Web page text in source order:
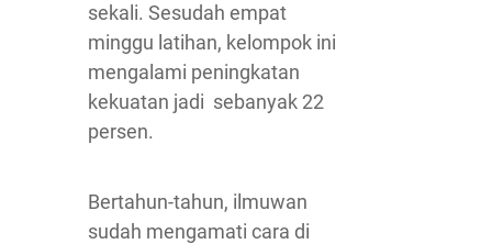
sekali. Sesudah empat
minggu latihan, kelompok ini
mengalami peningkatan
kekuatan jadi sebanyak 22
persen.
Bertahun-tahun, ilmuwan
sudah mengamati cara di